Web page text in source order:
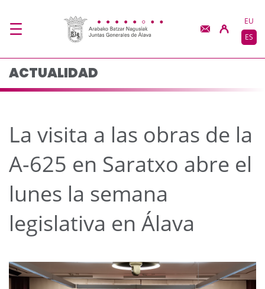
La visita a las obras
EU
ES
ACTUALIDAD
La visita a las obras de la
A-625 en Saratxo abre el
lunes la semana
legislativa en Álava